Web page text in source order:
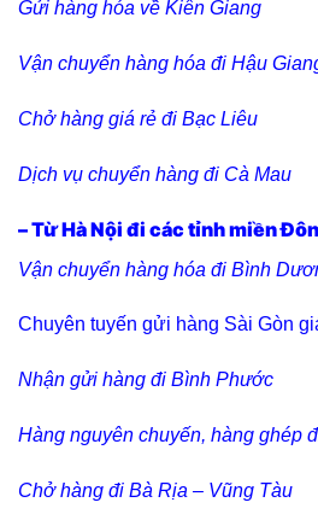
Gửi hàng hóa về Kiên Giang
Vận chuyển hàng hóa đi Hậu
Chở hàng giá rẻ đi Bạc Liêu
Dịch vụ chuyển hàng đi Cà Mau
– Từ Hà Nội đi các tỉnh miền
Vận chuyển hàng hóa đi Bình
Chuyên tuyến gửi hàng Sài Gòn
Nhận gửi hàng đi Bình Phước
Hàng nguyên chuyến, hàng ghép
Chở hàng đi Bà Rịa – Vũng Tàu